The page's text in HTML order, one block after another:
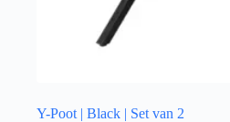
Y-Poot | Black | Set van 2